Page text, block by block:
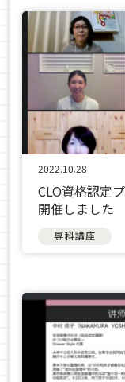
2022.10.28
CLO資格認定
開催しました
専科講座